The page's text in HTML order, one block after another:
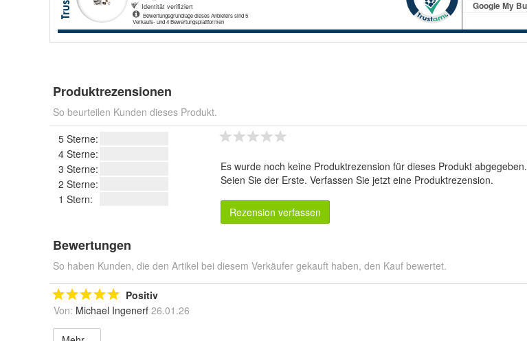
Produktrezensionen
So beurteilen Kunden dieses Produkt.
5 Sterne:
4 Sterne:
3 Sterne:
2 Sterne:
1 Stern:
Es wurde noch keine Produktrezension für dieses Produkt abgegeben.
Seien Sie der Erste. Verfassen Sie jetzt eine Produktrezension.
Rezension verfassen
Bewertungen
So haben Kunden, die den Artikel bei diesem Verkäufer gekauft haben, den Kauf bewertet.
Positiv
Von: Michael Ingenerf 26.01.26